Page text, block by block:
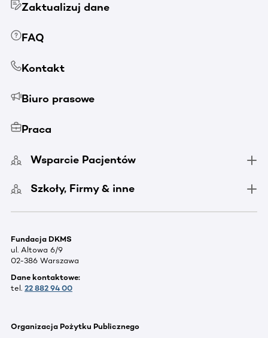
Zaktualizuj dane
FAQ
Kontakt
Biuro prasowe
Praca
Wsparcie Pacjentów
Szkoły, Firmy & inne
Fundacja DKMS
ul. Altowa 6/9
02-386 Warszawa
Dane kontaktowe:
tel. 22 882 94 00
Organizacja Pożytku Publicznego